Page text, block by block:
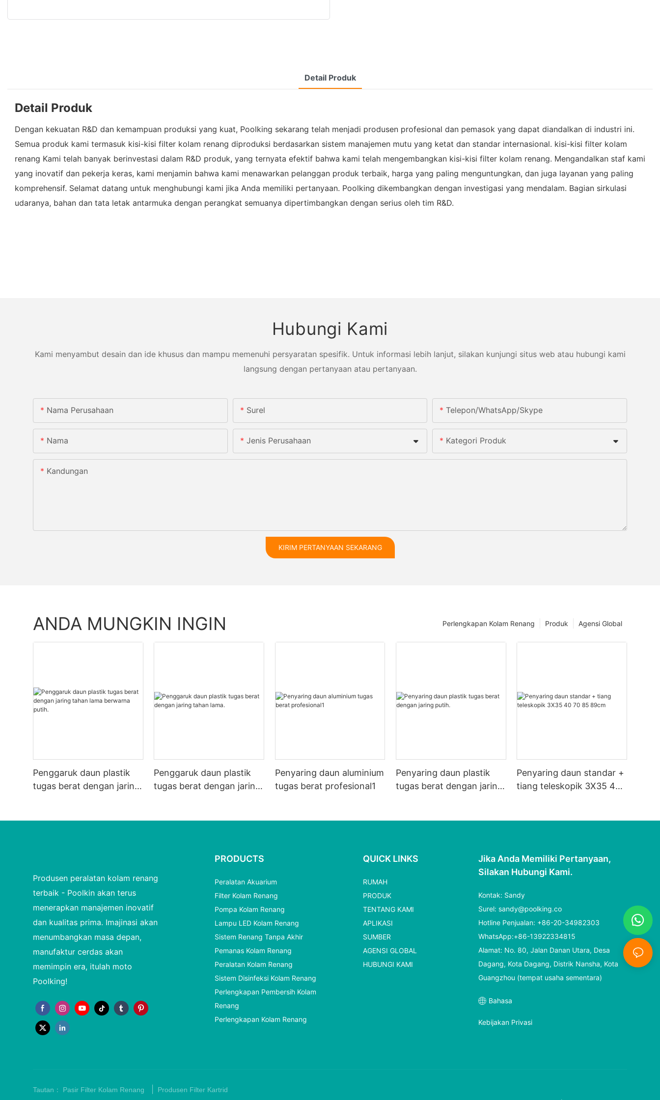
Detail Produk
Detail Produk
Dengan kekuatan R&D dan kemampuan produksi yang kuat, Poolking sekarang telah menjadi produsen profesional dan pemasok yang dapat diandalkan di industri ini.
Semua produk kami termasuk kisi-kisi filter kolam renang diproduksi berdasarkan sistem manajemen mutu yang ketat dan standar internasional. kisi-kisi filter kolam
renang Kami telah banyak berinvestasi dalam R&D produk, yang ternyata efektif bahwa kami telah mengembangkan kisi-kisi filter kolam renang. Mengandalkan staf kami
yang inovatif dan pekerja keras, kami menjamin bahwa kami menawarkan pelanggan produk terbaik, harga yang paling menguntungkan, dan juga layanan yang paling
komprehensif. Selamat datang untuk menghubungi kami jika Anda memiliki pertanyaan. Poolking dikembangkan dengan investigasi yang mendalam. Bagian sirkulasi
udaranya, bahan dan tata letak antarmuka dengan perangkat semuanya dipertimbangkan dengan serius oleh tim R&D.
Hubungi Kami
Kami menyambut desain dan ide khusus dan mampu memenuhi persyaratan spesifik. Untuk informasi lebih lanjut, silakan kunjungi situs web atau hubungi kami
langsung dengan pertanyaan atau pertanyaan.
Nama Perusahaan Surel Telepon/WhatsApp/Skype
Nama Jenis Perusahaan Kategori Produk
Kandungan
KIRIM PERTANYAAN SEKARANG
ANDA MUNGKIN INGIN Agensi Global
Produk
Perlengkapan Kolam Renang
Penggaruk daun plastik
tugas berat dengan jaring
Penggaruk daun plastik
tugas berat dengan jaring
Penyaring daun aluminium
tugas berat profesional1
Penyaring daun plastik
tugas berat dengan jaring
Penyaring daun standar +
tiang teleskopik 3X35 40
Produsen peralatan kolam renang
terbaik - Poolkin akan terus
menerapkan manajemen inovatif
dan kualitas prima. Imajinasi akan
menumbangkan masa depan,
manufaktur cerdas akan
memimpin era, itulah moto
Poolking!
PRODUCTS
Peralatan Akuarium
Filter Kolam Renang
Pompa Kolam Renang
Lampu LED Kolam Renang
Sistem Renang Tanpa Akhir
Pemanas Kolam Renang
Peralatan Kolam Renang
Sistem Disinfeksi Kolam Renang
Perlengkapan Pembersih Kolam
Renang
Perlengkapan Kolam Renang
QUICK LINKS
RUMAH
PRODUK
TENTANG KAMI
APLIKASI
SUMBER
AGENSI GLOBAL
HUBUNGI KAMI
Jika Anda Memiliki Pertanyaan,
Silakan Hubungi Kami.
Kontak: Sandy
Surel:sandy@poolking.co
Hotline Penjualan: +86-20-34982303
WhatsApp:+86-13922334815
Alamat: No. 80, Jalan Danan Utara, Desa
Dagang, Kota Dagang, Distrik Nansha, Kota
Guangzhou (tempat usaha sementara)
Bahasa
Kebijakan Privasi
Tautan： Pasir Filter Kolam Renang Produsen Filter Kartrid